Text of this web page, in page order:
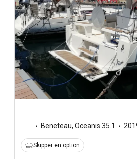
Beneteau, Oceanis 35.1
Skipper en option